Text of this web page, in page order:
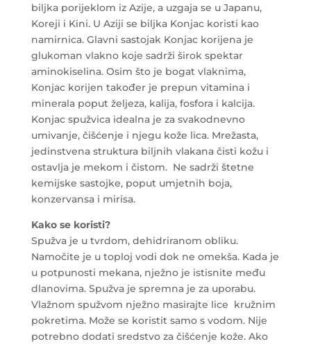
biljka porijeklom iz Azije, a uzgaja se u Japanu,
Koreji i Kini. U Aziji se biljka Konjac koristi kao
namirnica. Glavni sastojak Konjac korijena je
glukoman vlakno koje sadrži širok spektar
aminokiselina. Osim što je bogat vlaknima,
Konjac korijen također je prepun vitamina i
minerala poput željeza, kalija, fosfora i kalcija.
Konjac spužvica idealna je za svakodnevno
umivanje, čišćenje i njegu kože lica. Mrežasta,
jedinstvena struktura biljnih vlakana čisti kožu i
ostavlja je mekom i čistom. Ne sadrži štetne
kemijske sastojke, poput umjetnih boja,
konzervansa i mirisa.
Kako se koristi?
Spužva je u tvrdom, dehidriranom obliku.
Namočite je u toploj vodi dok ne omekša. Kada je
u potpunosti mekana, nježno je istisnite među
dlanovima. Spužva je spremna je za uporabu.
Vlažnom spužvom nježno masirajte lice kružnim
pokretima. Može se koristit samo s vodom. Nije
potrebno dodati sredstvo za čišćenje kože. Ako